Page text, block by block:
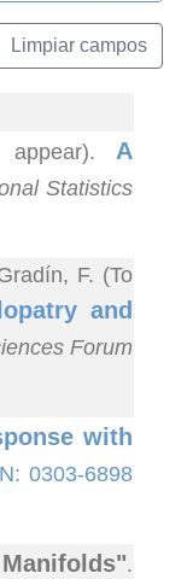
appear). A
Statistics
F. (To
and
Forum
with
0303-6898
.